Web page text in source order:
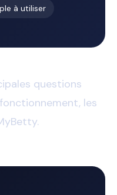
à utiliser
questions
les